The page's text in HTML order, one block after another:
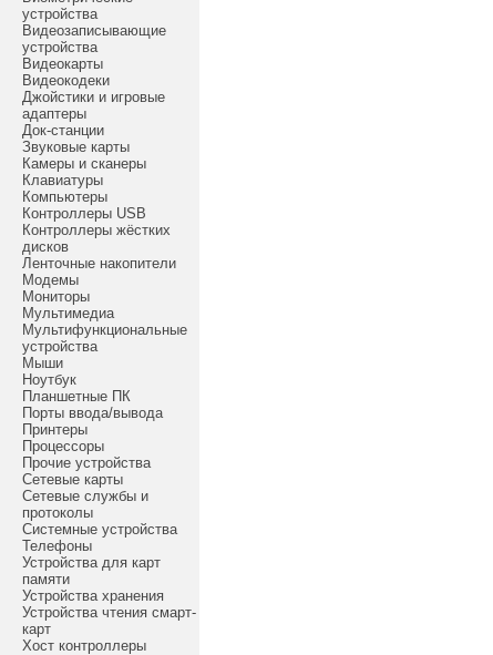
устройства
Видеозаписывающие
устройства
Видеокарты
Видеокодеки
Джойстики и игровые
адаптеры
Док-станции
Звуковые карты
Камеры и сканеры
Клавиатуры
Компьютеры
Контроллеры USB
Контроллеры жёстких
дисков
Ленточные накопители
Модемы
Мониторы
Мультимедиа
Мультифункциональные
устройства
Мыши
Ноутбук
Планшетные ПК
Порты ввода/вывода
Принтеры
Процессоры
Прочие устройства
Сетевые карты
Сетевые службы и
протоколы
Системные устройства
Телефоны
Устройства для карт
памяти
Устройства хранения
Устройства чтения смарт-
карт
Хост контроллеры